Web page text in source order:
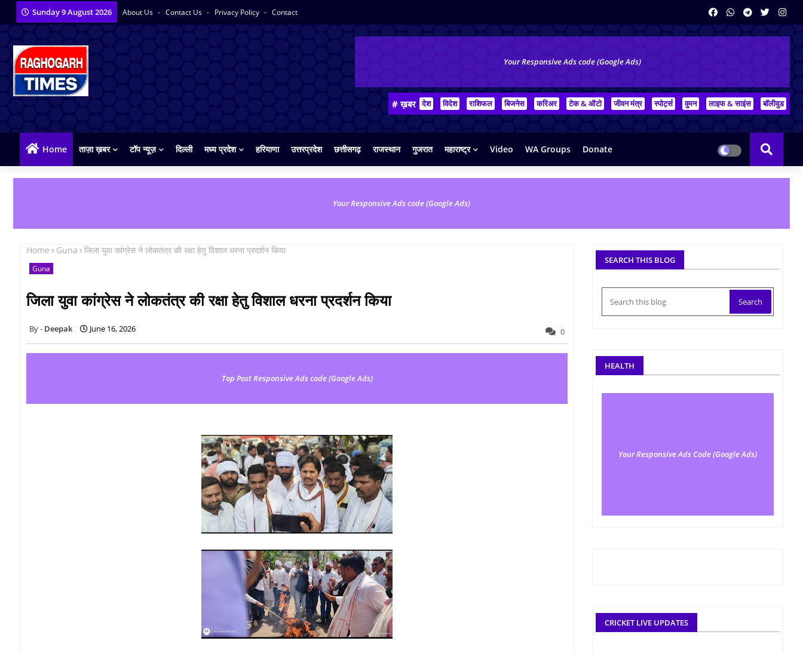
Sunday 9 August 2026 About Us Contact Us Privacy Policy Contact
Your Responsive Ads code (Google Ads)
# ख़बर देश विदेश राशिफल बिजनेस करिअर टेक & ऑटो जीवन मंत्र स्पोर्ट्स वुमन लाइफ & साइंस बॉलीवुड
Home ताज़ा ख़बर टॉप न्यूज़ दिल्ली मध्य प्रदेश हरियाणा उत्तरप्रदेश छत्तीसगढ़ राजस्थान गुजरात महाराष्ट्र Video WA Groups Donate
Your Responsive Ads code (Google Ads)
Home Guna जिला युवा कांग्रेस ने लोकतंत्र की रक्षा हेतु विशाल धरना प्रदर्शन किया
Guna
जिला युवा कांग्रेस ने लोकतंत्र की रक्षा हेतु विशाल धरना प्रदर्शन किया
Deepak June 16, 2026 0
Top Post Responsive Ads code (Google Ads)
SEARCH THIS BLOG
HEALTH
Your Responsive Ads Code (Google Ads)
CRICKET LIVE UPDATES